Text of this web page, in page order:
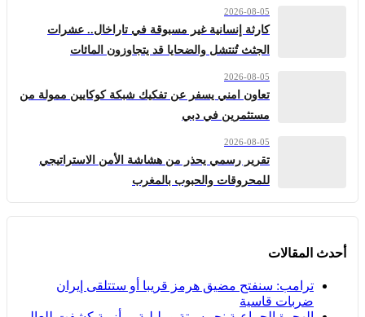
2026-08-05
كارثة إنسانية غير مسبوقة في تاراخال.. عشرات
الجثث تُنتشل والضحايا قد يتجاوزون المائات
2026-08-05
تعاون امني يسفر عن تفكيك شبكة كوكايين ممولة من
مستثمرين في دبي
2026-08-05
تقرير رسمي يحذر من هشاشة الأمن الاستراتيجي
للمحروقات والحبوب بالمغرب
أحدث المقالات
ترامب: سنفتح مضيق هرمز قريبا أو ستتلقى إيران
ضربات قاسية